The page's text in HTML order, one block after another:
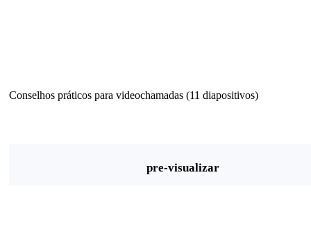
Conselhos práticos para videochamadas (11 diapositivos)
pre-visualizar